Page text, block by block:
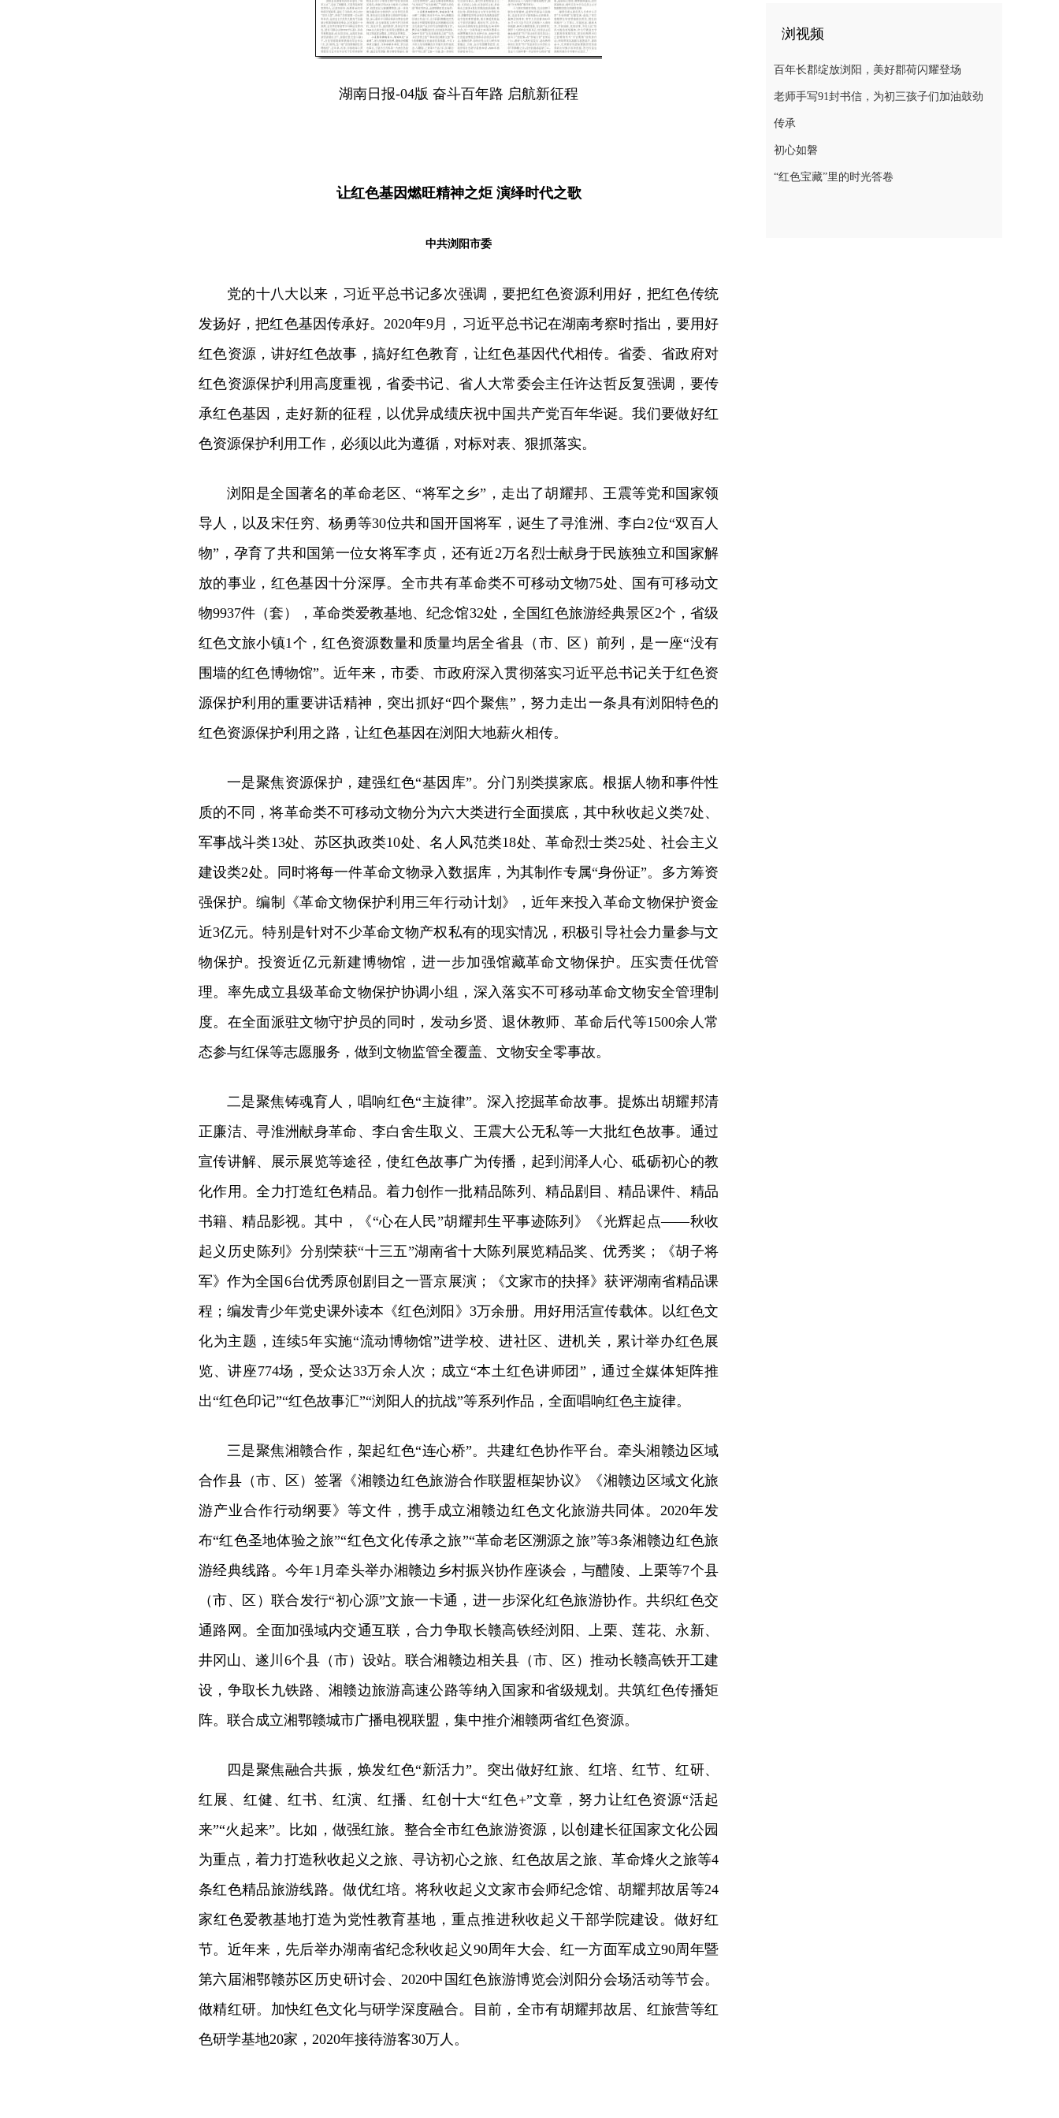
湖南日报-04版 奋斗百年路 启航新征程
让红色基因燃旺精神之炬 演绎时代之歌
中共浏阳市委
党的十八大以来，习近平总书记多次强调，要把红色资源利用好，把红色传统
发扬好，把红色基因传承好。2020年9月，习近平总书记在湖南考察时指出，要用好
红色资源，讲好红色故事，搞好红色教育，让红色基因代代相传。省委、省政府对
红色资源保护利用高度重视，省委书记、省人大常委会主任许达哲反复强调，要传
承红色基因，走好新的征程，以优异成绩庆祝中国共产党百年华诞。我们要做好红
色资源保护利用工作，必须以此为遵循，对标对表、狠抓落实。
浏阳是全国著名的革命老区、“将军之乡”，走出了胡耀邦、王震等党和国家领
导人，以及宋任穷、杨勇等30位共和国开国将军，诞生了寻淮洲、李白2位“双百人
物”，孕育了共和国第一位女将军李贞，还有近2万名烈士献身于民族独立和国家解
放的事业，红色基因十分深厚。全市共有革命类不可移动文物75处、国有可移动文
物9937件（套），革命类爱教基地、纪念馆32处，全国红色旅游经典景区2个，省级
红色文旅小镇1个，红色资源数量和质量均居全省县（市、区）前列，是一座“没有
围墙的红色博物馆”。近年来，市委、市政府深入贯彻落实习近平总书记关于红色资
源保护利用的重要讲话精神，突出抓好“四个聚焦”，努力走出一条具有浏阳特色的
红色资源保护利用之路，让红色基因在浏阳大地薪火相传。
一是聚焦资源保护，建强红色“基因库”。分门别类摸家底。根据人物和事件性
质的不同，将革命类不可移动文物分为六大类进行全面摸底，其中秋收起义类7处、
军事战斗类13处、苏区执政类10处、名人风范类18处、革命烈士类25处、社会主义
建设类2处。同时将每一件革命文物录入数据库，为其制作专属“身份证”。多方筹资
强保护。编制《革命文物保护利用三年行动计划》，近年来投入革命文物保护资金
近3亿元。特别是针对不少革命文物产权私有的现实情况，积极引导社会力量参与文
物保护。投资近亿元新建博物馆，进一步加强馆藏革命文物保护。压实责任优管
理。率先成立县级革命文物保护协调小组，深入落实不可移动革命文物安全管理制
度。在全面派驻文物守护员的同时，发动乡贤、退休教师、革命后代等1500余人常
态参与红保等志愿服务，做到文物监管全覆盖、文物安全零事故。
二是聚焦铸魂育人，唱响红色“主旋律”。深入挖掘革命故事。提炼出胡耀邦清
正廉洁、寻淮洲献身革命、李白舍生取义、王震大公无私等一大批红色故事。通过
宣传讲解、展示展览等途径，使红色故事广为传播，起到润泽人心、砥砺初心的教
化作用。全力打造红色精品。着力创作一批精品陈列、精品剧目、精品课件、精品
书籍、精品影视。其中，《“心在人民”胡耀邦生平事迹陈列》《光辉起点——秋收
起义历史陈列》分别荣获“十三五”湖南省十大陈列展览精品奖、优秀奖；《胡子将
军》作为全国6台优秀原创剧目之一晋京展演；《文家市的抉择》获评湖南省精品课
程；编发青少年党史课外读本《红色浏阳》3万余册。用好用活宣传载体。以红色文
化为主题，连续5年实施“流动博物馆”进学校、进社区、进机关，累计举办红色展
览、讲座774场，受众达33万余人次；成立“本土红色讲师团”，通过全媒体矩阵推
出“红色印记”“红色故事汇”“浏阳人的抗战”等系列作品，全面唱响红色主旋律。
三是聚焦湘赣合作，架起红色“连心桥”。共建红色协作平台。牵头湘赣边区域
合作县（市、区）签署《湘赣边红色旅游合作联盟框架协议》《湘赣边区域文化旅
游产业合作行动纲要》等文件，携手成立湘赣边红色文化旅游共同体。2020年发
布“红色圣地体验之旅”“红色文化传承之旅”“革命老区溯源之旅”等3条湘赣边红色旅
游经典线路。今年1月牵头举办湘赣边乡村振兴协作座谈会，与醴陵、上栗等7个县
（市、区）联合发行“初心源”文旅一卡通，进一步深化红色旅游协作。共织红色交
通路网。全面加强域内交通互联，合力争取长赣高铁经浏阳、上栗、莲花、永新、
井冈山、遂川6个县（市）设站。联合湘赣边相关县（市、区）推动长赣高铁开工建
设，争取长九铁路、湘赣边旅游高速公路等纳入国家和省级规划。共筑红色传播矩
阵。联合成立湘鄂赣城市广播电视联盟，集中推介湘赣两省红色资源。
四是聚焦融合共振，焕发红色“新活力”。突出做好红旅、红培、红节、红研、
红展、红健、红书、红演、红播、红创十大“红色+”文章，努力让红色资源“活起
来”“火起来”。比如，做强红旅。整合全市红色旅游资源，以创建长征国家文化公园
为重点，着力打造秋收起义之旅、寻访初心之旅、红色故居之旅、革命烽火之旅等4
条红色精品旅游线路。做优红培。将秋收起义文家市会师纪念馆、胡耀邦故居等24
家红色爱教基地打造为党性教育基地，重点推进秋收起义干部学院建设。做好红
节。近年来，先后举办湖南省纪念秋收起义90周年大会、红一方面军成立90周年暨
第六届湘鄂赣苏区历史研讨会、2020中国红色旅游博览会浏阳分会场活动等节会。
做精红研。加快红色文化与研学深度融合。目前，全市有胡耀邦故居、红旅营等红
色研学基地20家，2020年接待游客30万人。
浏视频
百年长郡绽放浏阳，美好郡荷闪耀登场
老师手写91封书信，为初三孩子们加油鼓劲
传承
初心如磐
“红色宝藏”里的时光答卷